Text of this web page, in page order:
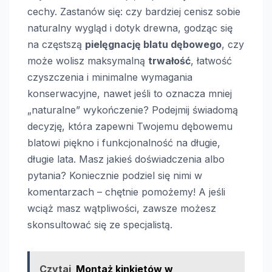
cechy. Zastanów się: czy bardziej cenisz sobie
naturalny wygląd i dotyk drewna, godząc się
na częstszą pielęgnację blatu dębowego, czy
może wolisz maksymalną trwałość, łatwość
czyszczenia i minimalne wymagania
konserwacyjne, nawet jeśli to oznacza mniej
„naturalne” wykończenie? Podejmij świadomą
decyzję, która zapewni Twojemu dębowemu
blatowi piękno i funkcjonalność na długie,
długie lata. Masz jakieś doświadczenia albo
pytania? Koniecznie podziel się nimi w
komentarzach – chętnie pomożemy! A jeśli
wciąż masz wątpliwości, zawsze możesz
skonsultować się ze specjalistą.
Czytaj Montaż kinkietów w